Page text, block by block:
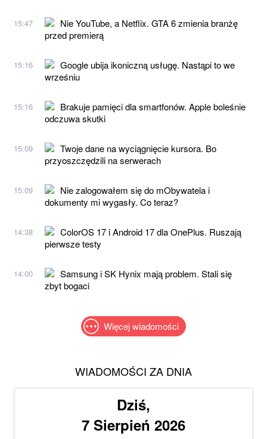
15:47
Nie YouTube, a Netflix. GTA 6 zmienia branżę
przed premierą
15:16
Google ubija ikoniczną usługę. Nastąpi to we
wrześniu
15:16
Brakuje pamięci dla smartfonów. Apple boleśnie
odczuwa skutki
15:09
Twoje dane na wyciągnięcie kursora. Bo
przyoszczędzili na serwerach
15:09
Nie zalogowałem się do mObywatela i
dokumenty mi wygasły. Co teraz?
14:38
ColorOS 17 i Android 17 dla OnePlus. Ruszają
pierwsze testy
14:00
Samsung i SK Hynix mają problem. Stali się
zbyt bogaci
Więcej wiadomości
WIADOMOŚCI ZA DNIA
Dziś,
7 Sierpień 2026